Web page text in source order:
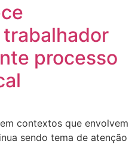
processo
contextos que envolvem
sendo tema de atenção